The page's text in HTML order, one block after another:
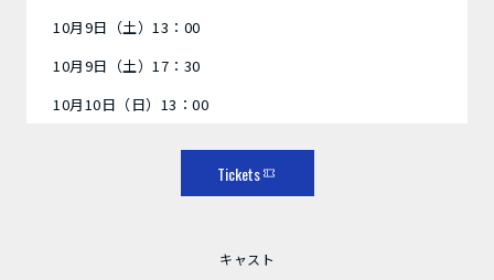
10月9日（土）13：00
10月9日（土）17：30
10月10日（日）13：00
Tickets
キャスト